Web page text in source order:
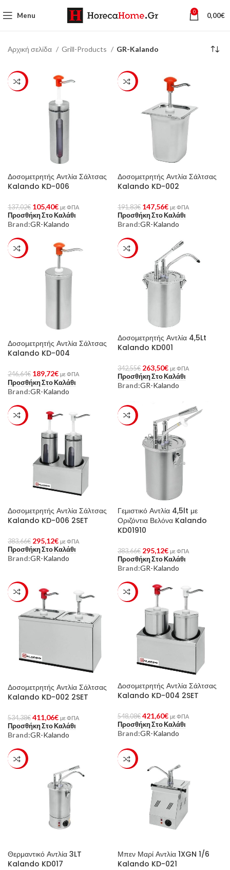
Menu 0 0,00€
Αρχική σελίδα Grill-Products GR-Kalando
-23%
Δοσομετρητής Αντλία Σάλτσας
Kalando KD-006
137,02€ 105,40€ με ΦΠΑ
Προσθήκη Στο Καλάθι
Brand:GR-Kalando
-23%
Δοσομετρητής Αντλία Σάλτσας
Kalando KD-002
191,83€ 147,56€ με ΦΠΑ
Προσθήκη Στο Καλάθι
Brand:GR-Kalando
-23%
Δοσομετρητής Αντλία Σάλτσας
Kalando KD-004
246,64€ 189,72€ με ΦΠΑ
Προσθήκη Στο Καλάθι
Brand:GR-Kalando
-23%
Δοσομετρητής Αντλία 4,5Lt
Kalando KD001
342,55€ 263,50€ με ΦΠΑ
Προσθήκη Στο Καλάθι
Brand:GR-Kalando
-23%
Δοσομετρητής Αντλία Σάλτσας
Kalando KD-006 2SET
383,66€ 295,12€ με ΦΠΑ
Προσθήκη Στο Καλάθι
Brand:GR-Kalando
-23%
Γεμιστικό Αντλία 4,5lt με
Οριζόντια Βελόνα Kalando
KD01910
383,66€ 295,12€ με ΦΠΑ
Προσθήκη Στο Καλάθι
Brand:GR-Kalando
-23%
Δοσομετρητής Αντλία Σάλτσας
Kalando KD-002 2SET
534,38€ 411,06€ με ΦΠΑ
Προσθήκη Στο Καλάθι
Brand:GR-Kalando
-23%
Δοσομετρητής Αντλία Σάλτσας
Kalando KD-004 2SET
548,08€ 421,60€ με ΦΠΑ
Προσθήκη Στο Καλάθι
Brand:GR-Kalando
-23%
Θερμαντικό Αντλία 3LT
Kalando KD017
-23%
Μπεν Μαρί Αντλία 1XGN 1/6
Kalando KD-021